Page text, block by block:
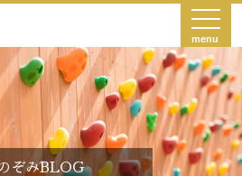
menu
ぞみBLOG